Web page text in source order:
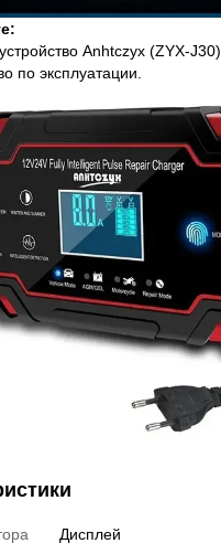
Anhtczyx (ZYX-J30)
по эксплуатации.
Дисплей